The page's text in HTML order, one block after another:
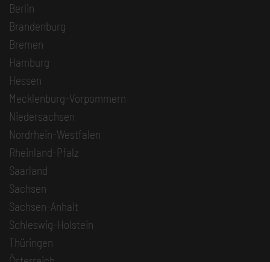
Berlin
Brandenburg
Bremen
Hamburg
Hessen
Mecklenburg-Vorpommern
Niedersachsen
Nordrhein-Westfalen
Rheinland-Pfalz
Saarland
Sachsen
Sachsen-Anhalt
Schleswig-Holstein
Thüringen